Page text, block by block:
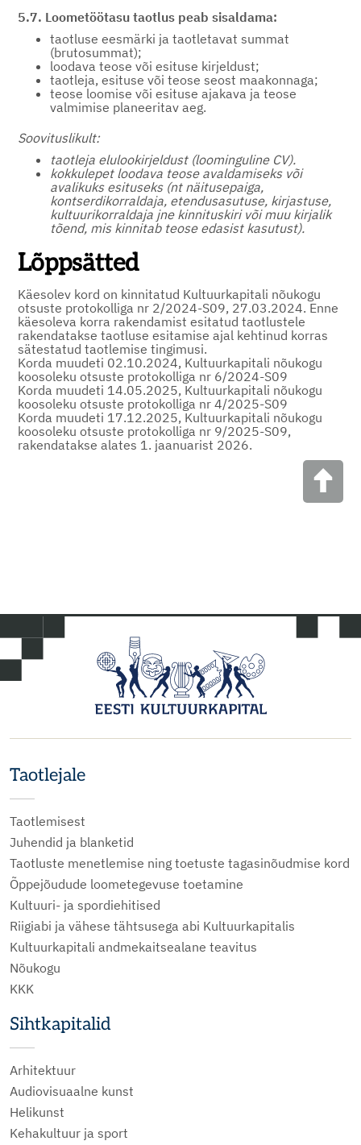
5.7. Loometöötasu taotlus peab sisaldama:
taotluse eesmärki ja taotletavat summat
(brutosummat);
loodava teose või esituse kirjeldust;
taotleja, esituse või teose seost maakonnaga;
teose loomise või esituse ajakava ja teose
valmimise planeeritav aeg.
Soovituslikult:
taotleja elulookirjeldust (loominguline CV).
kokkulepet loodava teose avaldamiseks või
avalikuks esituseks (nt näitusepaiga,
kontserdikorraldaja, etendusasutuse, kirjastuse,
kultuurikorraldaja jne kinnituskiri või muu kirjalik
tõend, mis kinnitab teose edasist kasutust).
Lõppsätted
Käesolev kord on kinnitatud Kultuurkapitali nõukogu
otsuste protokolliga nr 2/2024-S09, 27.03.2024. Enne
käesoleva korra rakendamist esitatud taotlustele
rakendatakse taotluse esitamise ajal kehtinud korras
sätestatud taotlemise tingimusi.
Korda muudeti 02.10.2024, Kultuurkapitali nõukogu
koosoleku otsuste protokolliga nr 6/2024-S09
Korda muudeti 14.05.2025, Kultuurkapitali nõukogu
koosoleku otsuste protokolliga nr 4/2025-S09
Korda muudeti 17.12.2025, Kultuurkapitali nõukogu
koosoleku otsuste protokolliga nr 9/2025-S09,
rakendatakse alates 1. jaanuarist 2026.
Taotlejale
Taotlemisest
Juhendid ja blanketid
Taotluste menetlemise ning toetuste tagasinõudmise kord
Õppejõudude loometegevuse toetamine
Kultuuri- ja spordiehitised
Riigiabi ja vähese tähtsusega abi Kultuurkapitalis
Kultuurkapitali andmekaitsealane teavitus
Nõukogu
KKK
Sihtkapitalid
Arhitektuur
Audiovisuaalne kunst
Helikunst
Kehakultuur ja sport